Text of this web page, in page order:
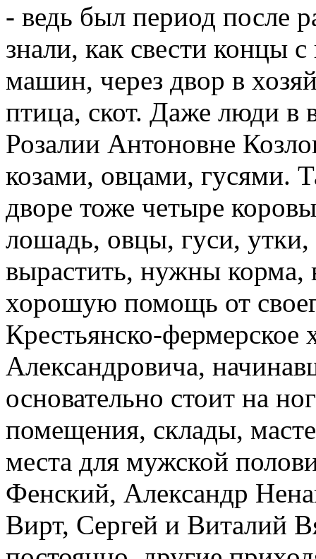
- ведь был период после
знали, как свести концы
машин, через двор в
птица, скот. Даже люди в
Розалии Антоновне
козами, овцами, гусями.
дворе тоже четыре
лошадь, овцы, гуси,
вырастить, нужны корма,
хорошую помощь от
Крестьянско-фермерское
Александровича,
основательно стоит на
помещения, склады,
места для мужской
Фенский, Александр
Вирт, Сергей и Виталий